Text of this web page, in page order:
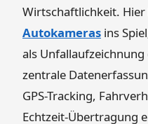
Wirtschaftlichkeit.
Autokameras ins
als
zentrale
GPS-Tracking,
Echtzeit-Übertragung